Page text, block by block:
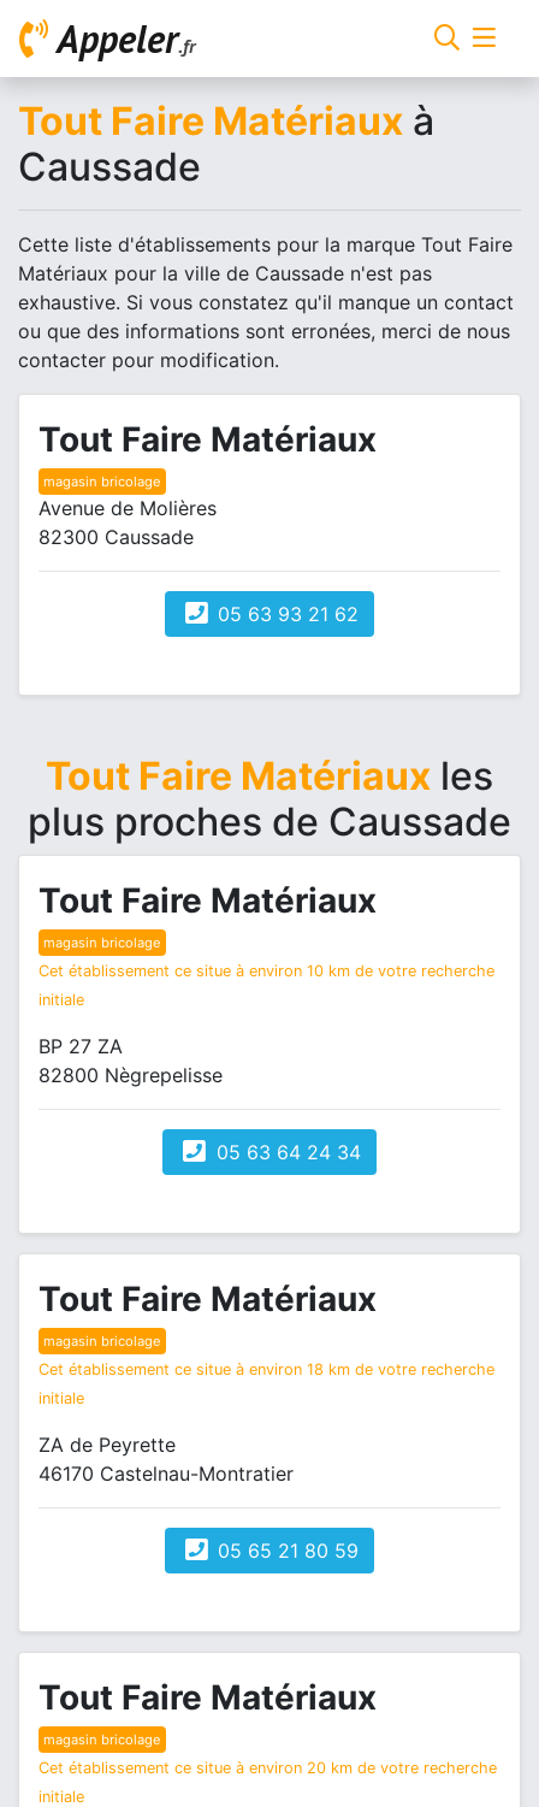
Appeler.fr
Tout Faire Matériaux à
Caussade
Cette liste d'établissements pour la marque Tout Faire
Matériaux pour la ville de Caussade n'est pas
exhaustive. Si vous constatez qu'il manque un contact
ou que des informations sont erronées, merci de nous
contacter pour modification.
Tout Faire Matériaux
magasin bricolage
Avenue de Molières
82300 Caussade
05 63 93 21 62
Tout Faire Matériaux les
plus proches de Caussade
Tout Faire Matériaux
magasin bricolage
Cet établissement ce situe à environ 10 km de votre recherche
initiale
BP 27 ZA
82800 Nègrepelisse
05 63 64 24 34
Tout Faire Matériaux
magasin bricolage
Cet établissement ce situe à environ 18 km de votre recherche
initiale
ZA de Peyrette
46170 Castelnau-Montratier
05 65 21 80 59
Tout Faire Matériaux
magasin bricolage
Cet établissement ce situe à environ 20 km de votre recherche
initiale